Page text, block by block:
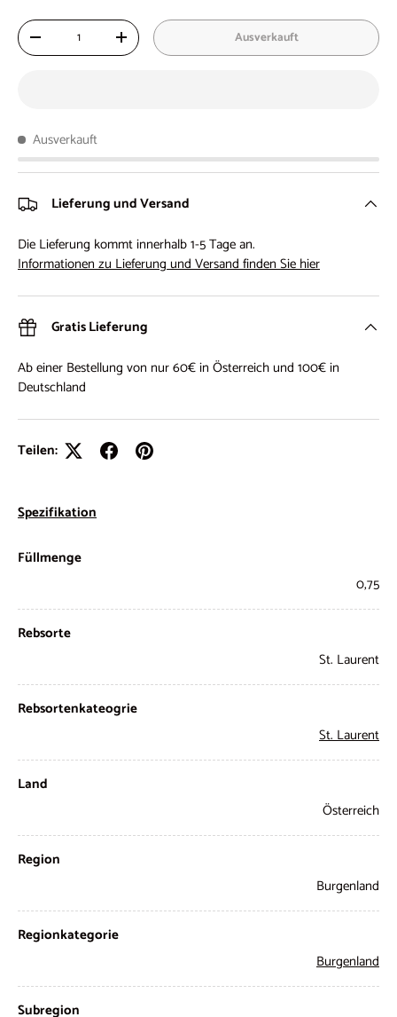
Anzahl
- + Ausverkauft
Ausverkauft
Lieferung und Versand
Die Lieferung kommt innerhalb 1-5 Tage an.
Informationen zu Lieferung und Versand finden Sie hier
Gratis Lieferung
Ab einer Bestellung von nur 60€ in Österreich und 100€ in
Deutschland
Teilen:
Spezifikation
Füllmenge
0,75
Rebsorte
St. Laurent
Rebsortenkateogrie
St. Laurent
Land
Österreich
Region
Burgenland
Regionkategorie
Burgenland
Subregion